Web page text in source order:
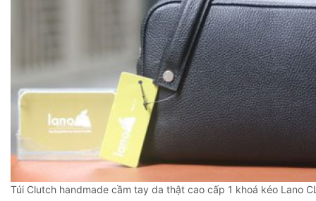
Túi Clutch handmade cầm tay da thật cao cấp 1 khoá kéo Lano